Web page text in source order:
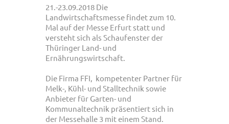
21.-23.09.2018 Die
Landwirtschaftsmesse findet zum 10.
Mal auf der Messe Erfurt statt und
versteht sich als Schaufenster der
Thüringer Land- und
Ernährungswirtschaft.
Die Firma FFI, kompetenter Partner für
Melk-, Kühl- und Stalltechnik sowie
Anbieter für Garten- und
Kommunaltechnik präsentiert sich in
der Messehalle 3 mit einem Stand.